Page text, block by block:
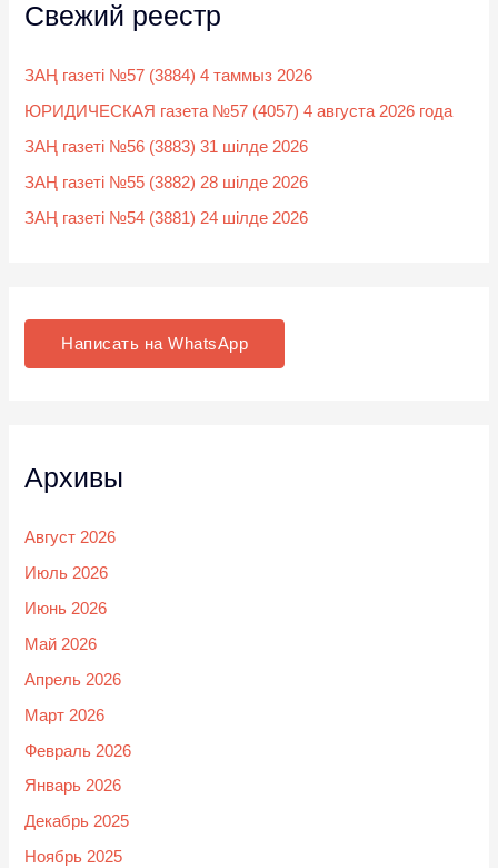
Свежий реестр
ЗАҢ газеті №57 (3884) 4 таммыз 2026
ЮРИДИЧЕСКАЯ газета №57 (4057) 4 августа 2026 года
ЗАҢ газеті №56 (3883) 31 шілде 2026
ЗАҢ газеті №55 (3882) 28 шілде 2026
ЗАҢ газеті №54 (3881) 24 шілде 2026
Написать на WhatsApp
Архивы
Август 2026
Июль 2026
Июнь 2026
Май 2026
Апрель 2026
Март 2026
Февраль 2026
Январь 2026
Декабрь 2025
Ноябрь 2025